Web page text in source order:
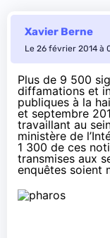
Xavier Berne
Le 26 février 2014 à
Plus de 9 500
diffamations et
publiques à la
et septembre
travaillant au
ministère de
1 300 de ces
transmises aux
enquêtes soient